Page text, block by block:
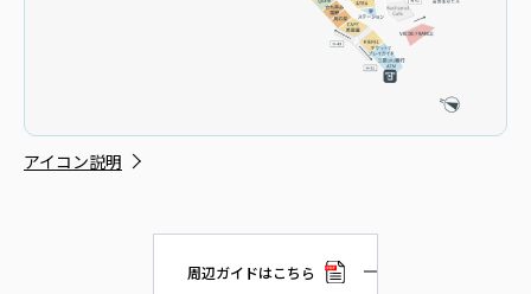
アイコン説明
周辺ガイドはこちら